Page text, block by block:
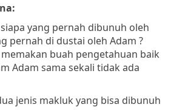
siapa yang pernah dibunuh oleh
pernah di dustai oleh Adam ?
buah pengetahuan baik
Adam sama sekali tidak ada
jenis makluk yang bisa dibunuh